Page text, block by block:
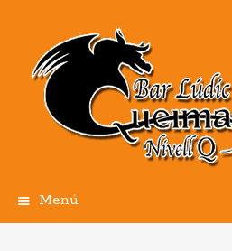
Menú